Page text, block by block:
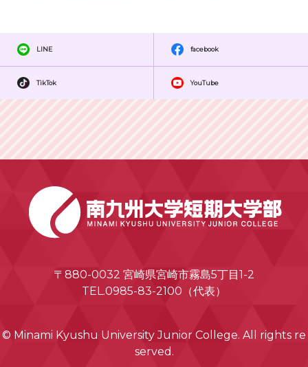
LINE facebook
TikTok YouTube
〒880-0032 宮崎県宮崎市霧島5丁目1-2
TEL.0985-83-2100（代表）
© Minami Kyushu University Junior College. All rights re
served.